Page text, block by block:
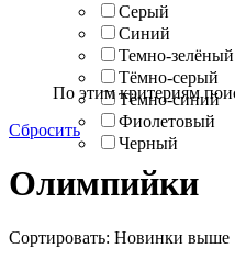
Серый
Синий
Темно-зелёный
Тёмно-серый
Тёмно-синий
Фиолетовый
Черный
По этим критериям
Сбросить
Олимпийки
Сортировать: Новинки выше